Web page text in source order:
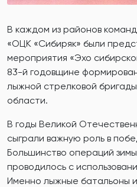
В каждом из районов
«ОЦК «Сибиряк» были
мероприятия «Эхо
83-й годовщине
лыжной стрелковой
области.
В годы Великой
сыграли важную роль в
Большинство операций зимы
проводилось с
Именно лыжные батальоны